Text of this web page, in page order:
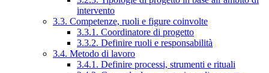
intervento
3.3. Competenze, ruoli e figure coinvolte
3.3.1. Coordinatore di progetto
3.3.2. Definire ruoli e responsabilità
3.4. Metodo di lavoro
3.4.1. Definire processi, strumenti e rituali